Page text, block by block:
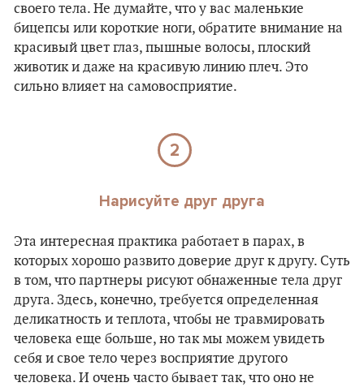
своего тела. Не думайте, что у вас маленькие
бицепсы или короткие ноги, обратите внимание на
красивый цвет глаз, пышные волосы, плоский
животик и даже на красивую линию плеч. Это
сильно влияет на самовосприятие.
2
Нарисуйте друг друга
Эта интересная практика работает в парах, в
которых хорошо развито доверие друг к другу. Суть
в том, что партнеры рисуют обнаженные тела друг
друга. Здесь, конечно, требуется определенная
деликатность и теплота, чтобы не травмировать
человека еще больше, но так мы можем увидеть
себя и свое тело через восприятие другого
человека. И очень часто бывает так, что оно не